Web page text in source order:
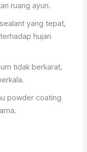
ruang ayun.
yang tepat,
hujan
tidak berkarat,
powder coating